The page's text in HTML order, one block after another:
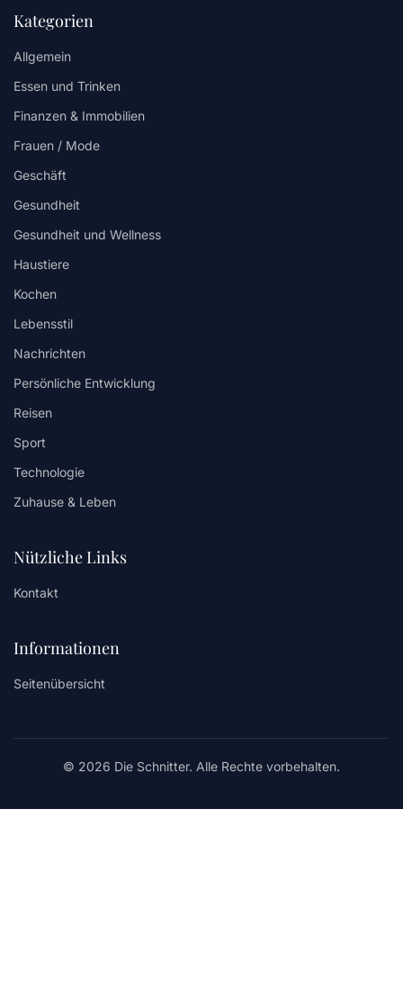
Kategorien
Allgemein
Essen und Trinken
Finanzen & Immobilien
Frauen / Mode
Geschäft
Gesundheit
Gesundheit und Wellness
Haustiere
Kochen
Lebensstil
Nachrichten
Persönliche Entwicklung
Reisen
Sport
Technologie
Zuhause & Leben
Nützliche Links
Kontakt
Informationen
Seitenübersicht
© 2026 Die Schnitter. Alle Rechte vorbehalten.